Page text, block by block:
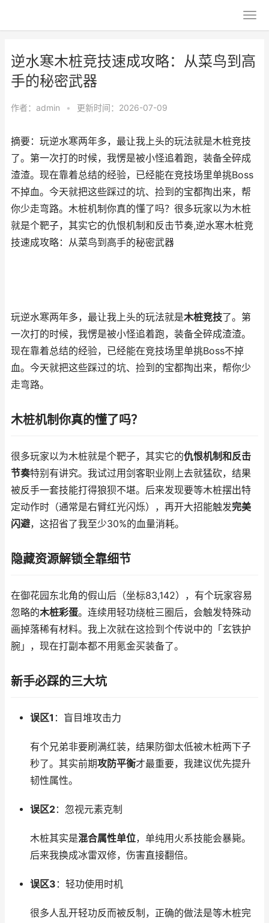
逆水寒木桩竞技速成攻略：从菜鸟到高
手的秘密武器
作者： admin • 更新时间：2026-07-09
摘要：玩逆水寒两年多，最让我上头的玩法就是木桩竞技
了。第一次打的时候，我愣是被小怪追着跑，装备全碎成
渣渣。现在靠着总结的经验，已经能在竞技场里单挑Boss
不掉血。今天就把这些踩过的坑、捡到的宝都掏出来，帮
你少走弯路。木桩机制你真的懂了吗？很多玩家以为木桩
就是个靶子，其实它的仇恨机制和反击节奏,逆水寒木桩竞
技速成攻略：从菜鸟到高手的秘密武器
玩逆水寒两年多，最让我上头的玩法就是木桩竞技了。第
一次打的时候，我愣是被小怪追着跑，装备全碎成渣渣。
现在靠着总结的经验，已经能在竞技场里单挑Boss不掉
血。今天就把这些踩过的坑、捡到的宝都掏出来，帮你少
走弯路。
木桩机制你真的懂了吗？
很多玩家以为木桩就是个靶子，其实它的仇恨机制和反击
节奏特别有讲究。我试过用剑客职业刚上去就猛砍，结果
被反手一套技能打得狼狈不堪。后来发现要等木桩摆出特
定动作时（通常是右臂红光闪烁），再开大招能触发完美
闪避，这招省了我至少30%的血量消耗。
隐藏资源解锁全靠细节
在御花园东北角的假山后（坐标83,142），有个玩家容易
忽略的木桩彩蛋。连续用轻功绕桩三圈后，会触发特殊动
画掉落稀有材料。我上次就在这捡到个传说中的「玄铁护
腕」，现在打副本都不用氪金买装备了。
新手必踩的三大坑
误区1 ：盲目堆攻击力
有个兄弟非要刷满红装，结果防御太低被木桩两下子
秒了。其实前期攻防平衡才最重要，我建议优先提升
韧性属性。
误区2：忽视元素克制
木桩其实是混合属性单位，单纯用火系技能会暴毙。
后来我换成冰雷双修，伤害直接翻倍。
误区3 ：轻功使用时机
很多人乱开轻功反而被反制，正确的做法是等木桩完